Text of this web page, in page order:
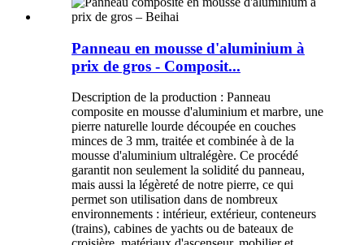
Panneau en mousse d'aluminium à
prix de gros - Composit...
Description de la production : Panneau
composite en mousse d'aluminium et marbre, une
pierre naturelle lourde découpée en couches
minces de 3 mm, traitée et combinée à de la
mousse d'aluminium ultralégère. Ce procédé
garantit non seulement la solidité du panneau,
mais aussi la légèreté de notre pierre, ce qui
permet son utilisation dans de nombreux
environnements : intérieur, extérieur, conteneurs
(trains), cabines de yachts ou de bateaux de